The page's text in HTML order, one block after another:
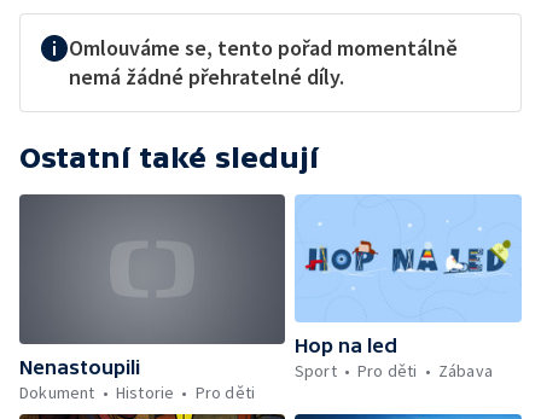
Omlouváme se, tento pořad momentálně
nemá žádné přehratelné díly.
Ostatní také sledují
Nenastoupili
Dokument
Historie Pro děti
Hop na led
Sport
Pro děti Zábava